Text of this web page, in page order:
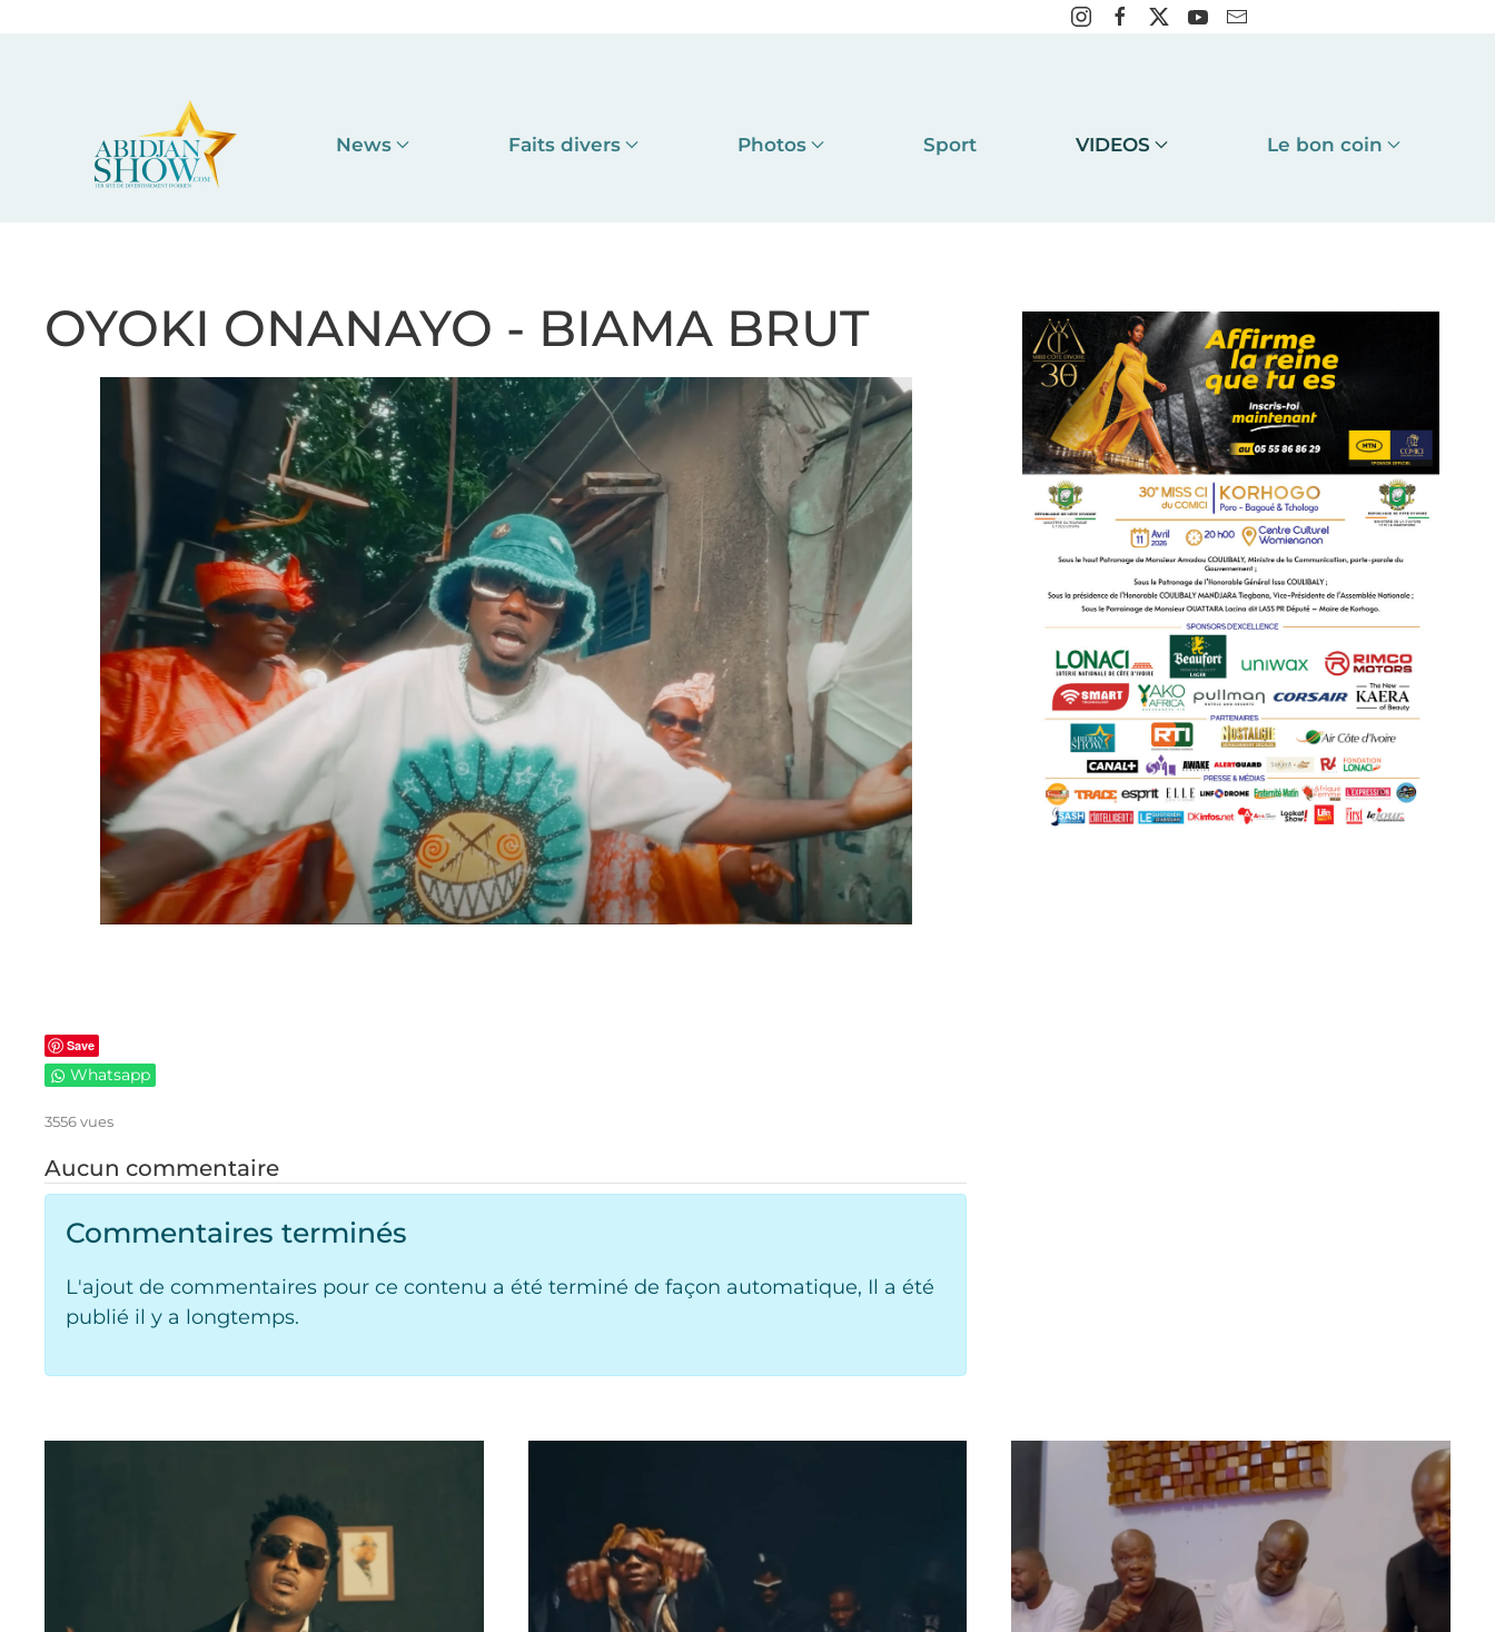
News Faits divers Photos Sport VIDEOS Le bon coin
OYOKI ONANAYO - BIAMA BRUT
Save
Whatsapp
3556 vues
Aucun commentaire
Commentaires terminés
L'ajout de commentaires pour ce contenu a été terminé de façon automatique, Il a été
publié il y a longtemps.